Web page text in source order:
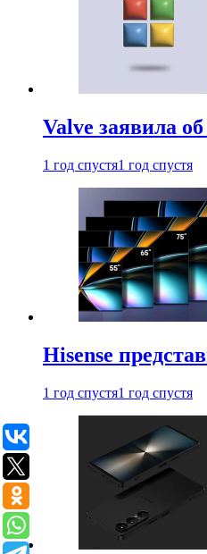
Valve заявила
1 год спустя1 год спустя
Hisense
1 год спустя1 год спустя